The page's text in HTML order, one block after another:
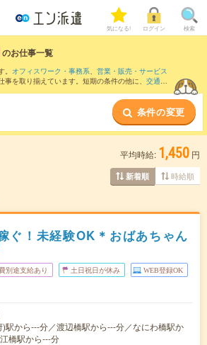
気になる! ログイン 検索
のお仕事一覧
オフィスワーク・事務系、 営業・販売・サービス
事を取り揃えています。短期の条件の他に、 交通費
条件の変更
平均時給: 1,450 円
新着順 時給順
ぐ！未経験OK＊おばあちゃん
別途支給あり 土日祝日が休み WEB登録OK
)駅から---分／渡辺橋駅から---分／なにわ橋駅か
橋駅から---分